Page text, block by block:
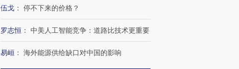
伍戈 ： 停不下来的价格？
罗志恒 ： 中美人工智能竞争：道路比技术更重要
易峘 ： 海外能源供给缺口对中国的影响